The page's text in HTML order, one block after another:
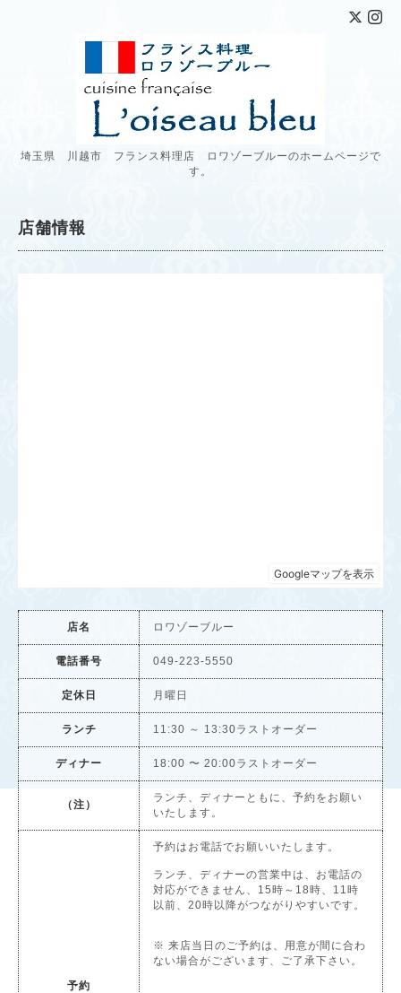
埼玉県 川越市 フランス料理店 ロワゾーブルーのホームページで
す。
店舗情報
店名 ロワゾーブルー
電話番号 049-223-5550
定休日 月曜日
ランチ 11:30 ～ 13:30ラストオーダー
ディナー 18:00 〜 20:00ラストオーダー
（注）
ランチ、ディナーともに、予約をお願い
いたします。
予約
予約はお電話でお願いいたします。
ランチ、ディナーの営業中は、お電話の
対応ができません、15時～18時、11時
以前、20時以降がつながりやすいです。
※ 来店当日のご予約は、用意が間に合わ
ない場合がございます、ご了承下さい。